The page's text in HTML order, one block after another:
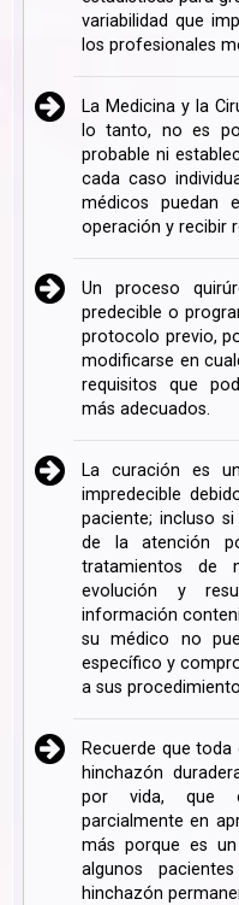
variabilidad que
los profesionales
La Medicina y la
lo tanto, no es
probable ni
cada caso
médicos puedan
operación y recibir
Un proceso
predecible o
protocolo previo,
modificarse en
requisitos que
más adecuados.
La curación es
impredecible
paciente; incluso
de la atención
tratamientos de
evolución y
información
su médico no
específico y
a sus
Recuerde que
hinchazón
por vida, que
parcialmente en
más porque es
algunos
hinchazón